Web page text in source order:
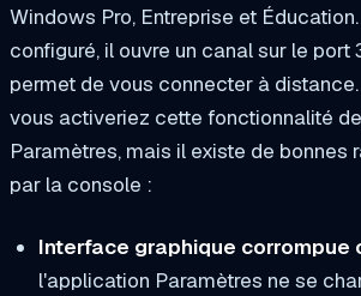
Windows Pro, Entreprise et
configuré, il ouvre un canal sur le port
permet de vous connecter à
vous activeriez cette fonctionnalité
Paramètres, mais il existe de bonnes
par la console :
Interface graphique corrompue
l'application Paramètres ne se